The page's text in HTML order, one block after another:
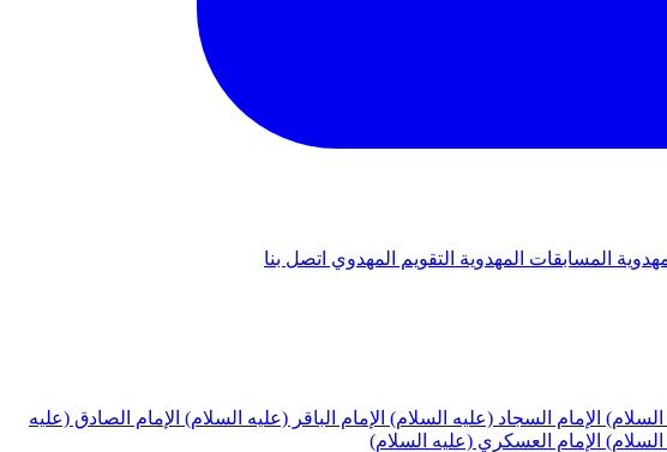
المسابقات المهدوية التقويم المهدوي اتصل بنا
السلام) الإمام السجاد (عليه السلام) الإمام الباقر (عليه السلام) الإمام الصادق (عليه
السلام) الإمام العسكري (عليه السلام)